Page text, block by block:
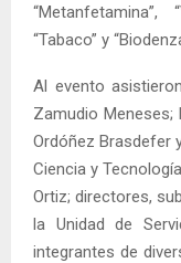
“Metanfetamina”,
“Tabaco” y
Al evento
Zamudio Meneses;
Ordóñez Brasdefer
Ciencia y
Ortiz; directores,
la Unidad de
integrantes de